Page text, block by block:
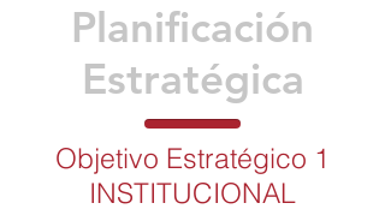
Planificación
Estratégica
Objetivo Estratégico 1
INSTITUCIONAL